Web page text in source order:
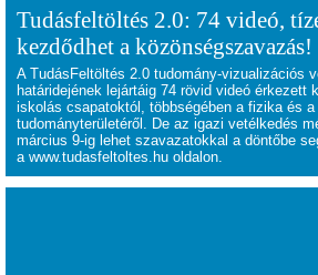
Tudásfeltöltés 2.0: 74 videó,
kezdődhet a közönségszavazás!
A TudásFeltöltés 2.0 tudomány-vizualizációs
határidejének lejártáig 74 rövid videó érkezett
iskolás csapatoktól, többségében a fizika és a
tudományterületéről. De az igazi vetélkedés
március 9-ig lehet szavazatokkal a döntőbe
a www.tudasfeltoltes.hu oldalon.